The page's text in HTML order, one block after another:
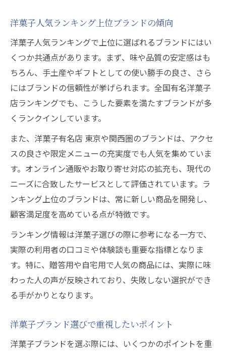
洋菓子人気ランキング上位ブランドの傾向
洋菓子人気ランキングで上位に選ばれるブランドにはい
くつか共通点があります。まず、味や品質の安定感はも
ちろん、手土産やギフトとしての使い勝手の良さ、さら
にはブランドの信頼性が挙げられます。全国有名洋菓子
店ランキングでも、こうした要素を満たすブランドが多
くランクインしています。
また、洋菓子有名店 東京や関西圏のブランドは、アクセ
スの良さや限定メニューの充実度でも人気を集めていま
す。オンライン通販やお取り寄せ対応の拡充も、現代の
ニーズに合致したサービスとして評価されています。ラ
ンキング上位のブランドは、常に新しい商品を開発し、
顧客満足度を高めている点が特徴です。
ランキング情報は洋菓子選びの際に参考になる一方で、
実際の利用者の口コミや体験談も重要な指標となりま
す。特に、贈答用や自宅用で人気の商品には、実際に味
わった人の声が反映されており、失敗しない選択ができ
る手がかりとなります。
洋菓子ブランド選びで重視したいポイント
洋菓子ブランドを選ぶ際には、いくつかのポイントを重